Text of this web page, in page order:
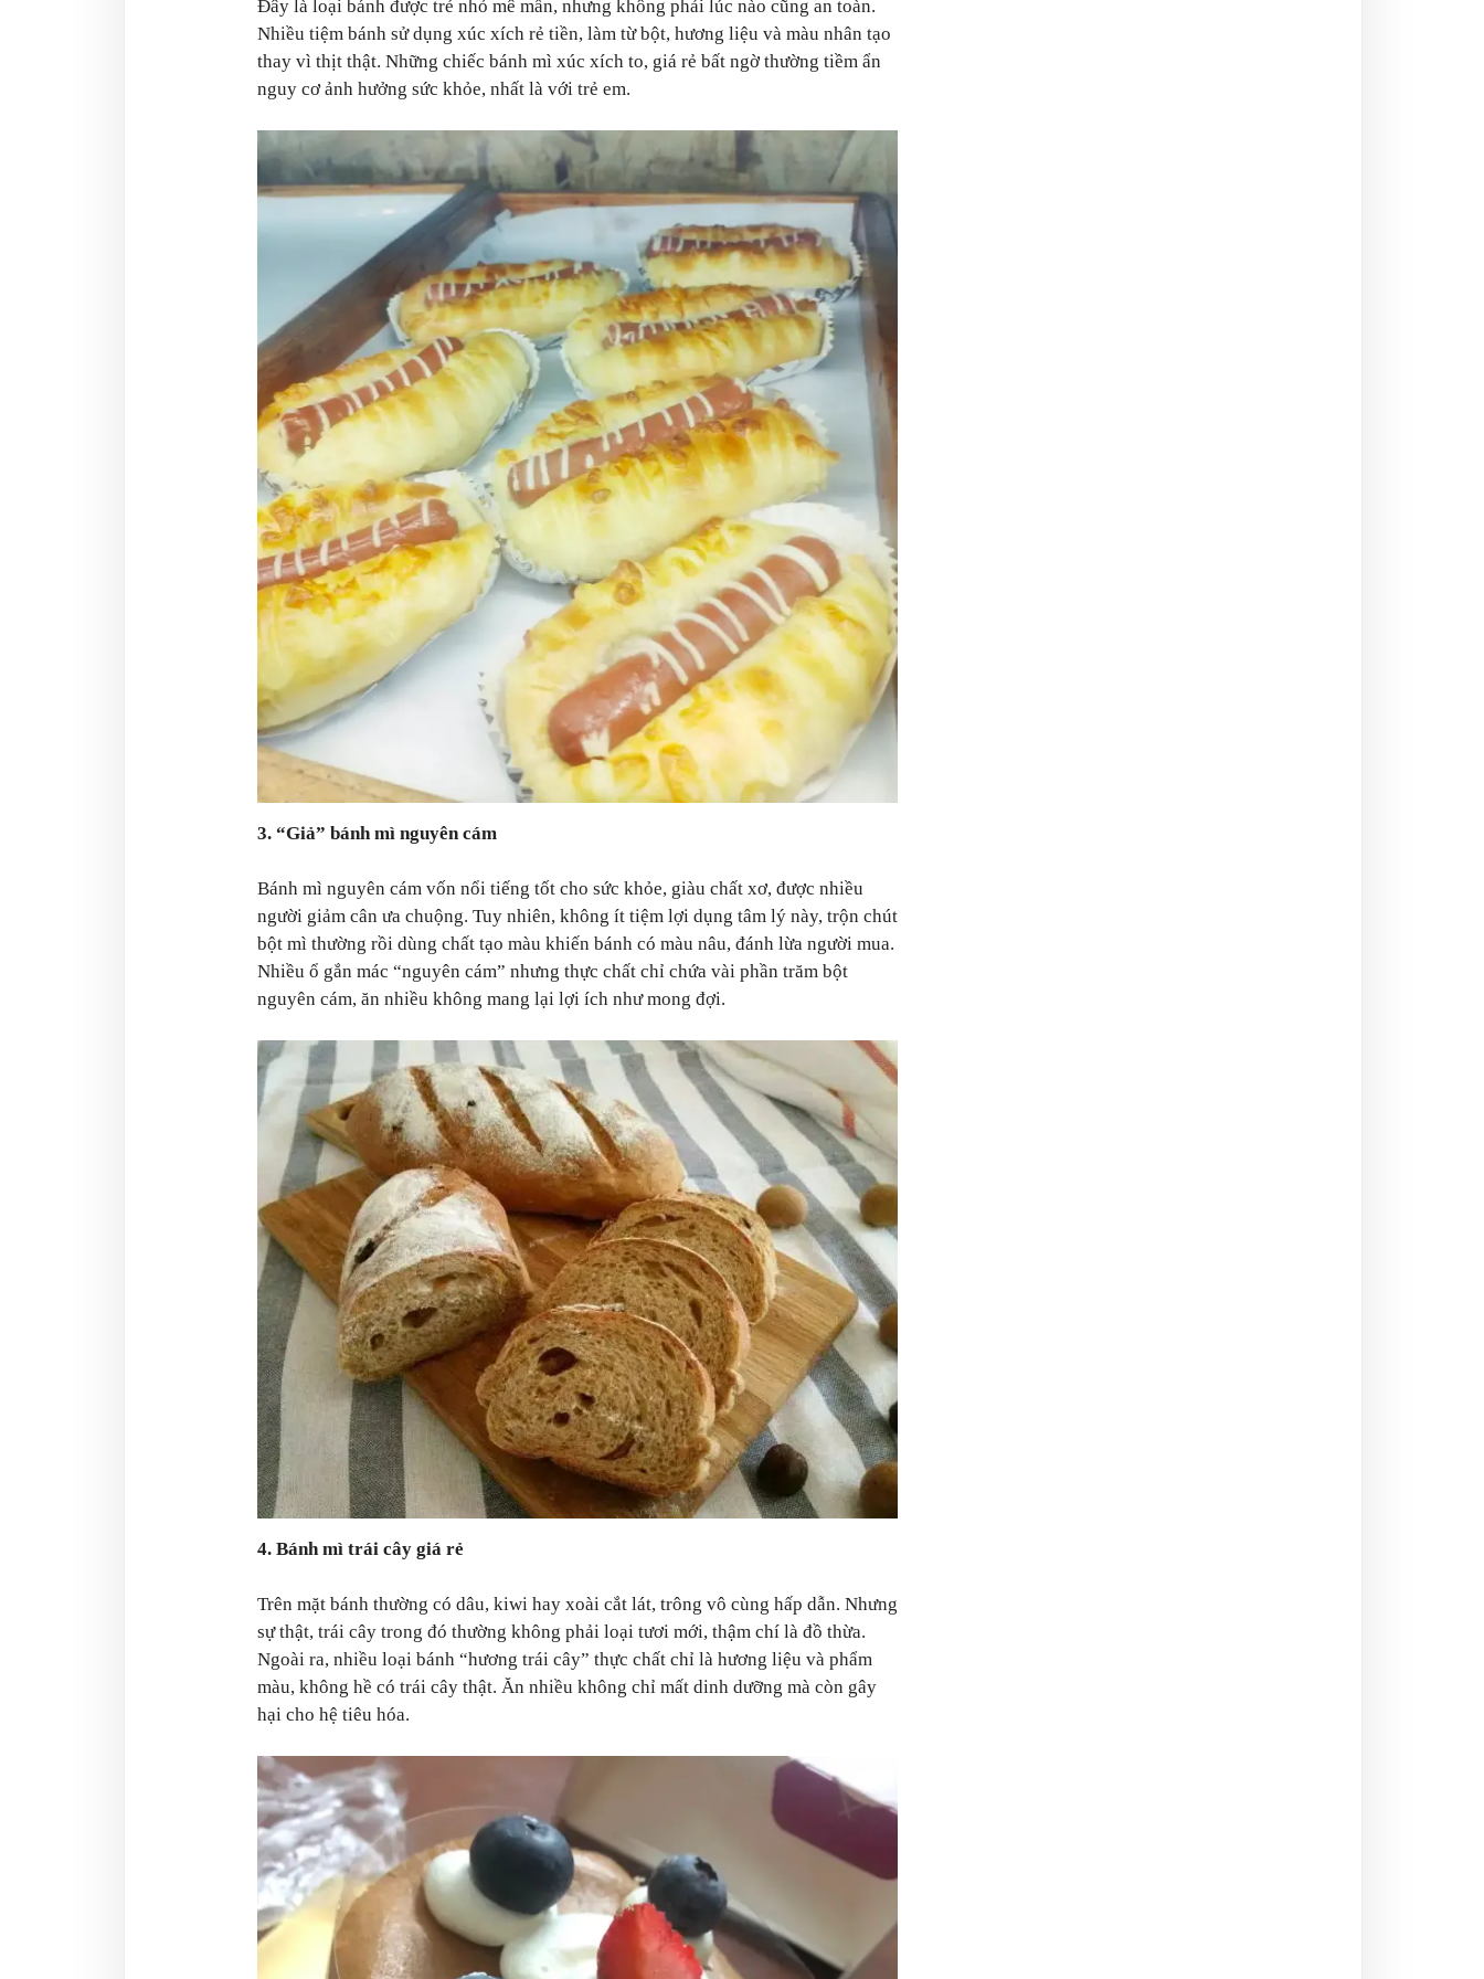
Đây là loại bánh được trẻ nhỏ mê mẩn, nhưng không phải lúc nào cũng an toàn.
Nhiều tiệm bánh sử dụng xúc xích rẻ tiền, làm từ bột, hương liệu và màu nhân tạo
thay vì thịt thật. Những chiếc bánh mì xúc xích to, giá rẻ bất ngờ thường tiềm ẩn
nguy cơ ảnh hưởng sức khỏe, nhất là với trẻ em.
3. “Giả” bánh mì nguyên cám
Bánh mì nguyên cám vốn nổi tiếng tốt cho sức khỏe, giàu chất xơ, được nhiều
người giảm cân ưa chuộng. Tuy nhiên, không ít tiệm lợi dụng tâm lý này, trộn chút
bột mì thường rồi dùng chất tạo màu khiến bánh có màu nâu, đánh lừa người mua.
Nhiều ổ gắn mác “nguyên cám” nhưng thực chất chỉ chứa vài phần trăm bột
nguyên cám, ăn nhiều không mang lại lợi ích như mong đợi.
4. Bánh mì trái cây giá rẻ
Trên mặt bánh thường có dâu, kiwi hay xoài cắt lát, trông vô cùng hấp dẫn. Nhưng
sự thật, trái cây trong đó thường không phải loại tươi mới, thậm chí là đồ thừa.
Ngoài ra, nhiều loại bánh “hương trái cây” thực chất chỉ là hương liệu và phẩm
màu, không hề có trái cây thật. Ăn nhiều không chỉ mất dinh dưỡng mà còn gây
hại cho hệ tiêu hóa.